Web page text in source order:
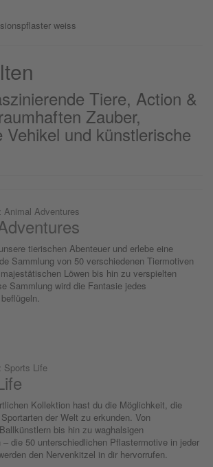
Tiere, Action &
Zauber,
Vehikel und künstlerische
tierischen Abenteuer und erlebe eine
Sammlung von 50 verschiedenen Tiermotiven
Löwen bis hin zu verspielten
Sammlung wird die Fantasie jedes
Kollektion hast du die Möglichkeit, die
der Welt zu erkunden. Von
bis hin zu waghalsigen
– die 50 unterschiedlichen Pflastermotive in jeder
den Nervenkitzel in dir hervorrufen.